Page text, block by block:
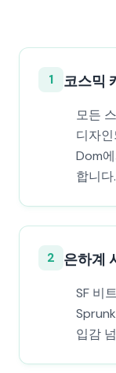
1 코스믹
모든
디자
Dom
합니다.
2 은하계
SF 비
입감